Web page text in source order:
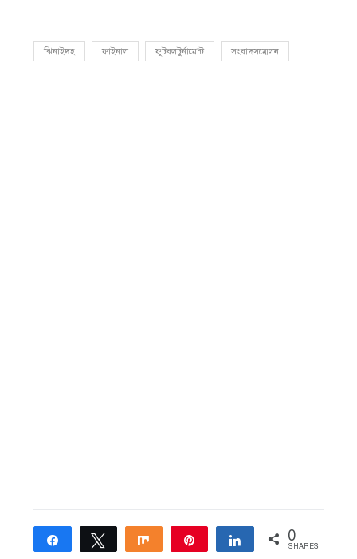
ঝিনাইদহ ফাইনাল ফুটবলটুর্নামেন্ট সংবাদসম্মেলন
Share Tweet Share Share 0
SHARES